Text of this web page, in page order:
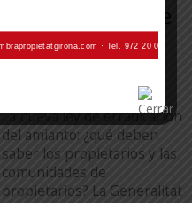
Obligatoriedad de
eliminación de la
«uralita» de las
La nueva ley de erradicación
del amianto: ¿qué deben
saber los propietarios y las
comunidades de
propietarios? La Generalitat